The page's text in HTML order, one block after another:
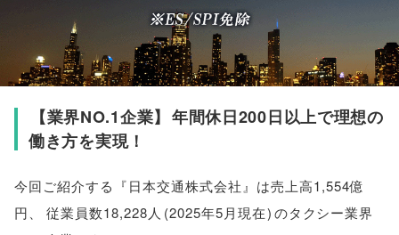
【業界NO.1企業】 年間休日200日以上で理想の
働き方を実現！
今回ご紹介する『日本交通株式会社』は売上高1,554億
円
従業員数18,228人 (2025年5月現在)のタクシー業界